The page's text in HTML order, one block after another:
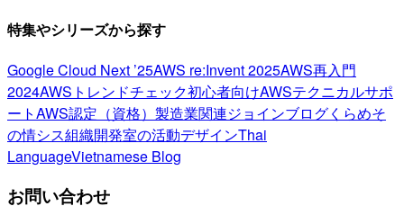
特集やシリーズから探す
Google Cloud Next ’25AWS re:Invent 2025AWS再入門
2024AWSトレンドチェック初心者向けAWSテクニカルサポ
ートAWS認定（資格） 製造業関連ジョインブログくらめそ
の情シス組織開発室の活動デザインThai
LanguageVietnamese Blog
お問い合わせ